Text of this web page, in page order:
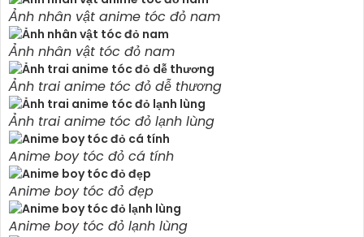
Ảnh nhân vật anime tóc đỏ nam
Ảnh nhân vật tóc đỏ nam
Ảnh trai anime tóc đỏ dễ thương
Ảnh trai anime tóc đỏ lạnh lùng
Anime boy tóc đỏ cá tính
Anime boy tóc đỏ đẹp
Anime boy tóc đỏ lạnh lùng